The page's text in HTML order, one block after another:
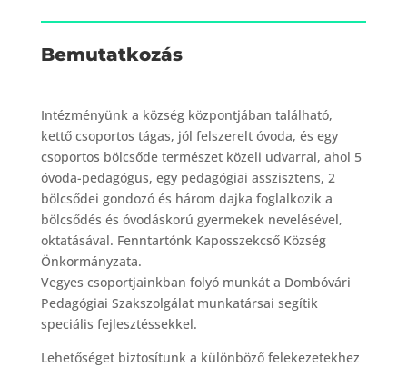
Bemutatkozás
Intézményünk a község központjában található,
kettő csoportos tágas, jól felszerelt óvoda, és egy
csoportos bölcsőde természet közeli udvarral, ahol 5
óvoda-pedagógus, egy pedagógiai asszisztens, 2
bölcsődei gondozó és három dajka foglalkozik a
bölcsődés és óvodáskorú gyermekek nevelésével,
oktatásával. Fenntartónk Kaposszekcső Község
Önkormányzata.
Vegyes csoportjainkban folyó munkát a Dombóvári
Pedagógiai Szakszolgálat munkatársai segítik
speciális fejlesztéssekkel.
Lehetőséget biztosítunk a különböző felekezetekhez